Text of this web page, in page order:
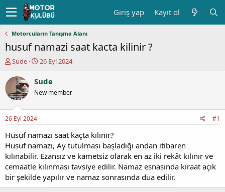
Giriş yap Kayıt ol
Motorcuların Tanışma Alanı
husuf namazi saat kacta kilinir ?
K
n
y
b
a
ş
a
t
a
n
Sude
B
ş
a
ç
a
r
i
h
i
26 Eyl 2024
Sude
New member
26 Eyl 2024 #1
Husuf namazı saat kaçta kılınır?
Husuf namazı, Ay tutulması başladığı andan itibaren
kılınabilir. Ezansız ve kametsiz olarak en az iki rekât kılınır ve
cemaatle kılınması tavsiye edilir. Namaz esnasında kıraat açık
bir şekilde yapılır ve namaz sonrasında dua edilir.